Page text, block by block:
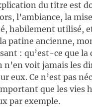
du titre est
l’ambiance, la
habilement utilisé,
patine ancienne,
: qu’est-ce que
voit jamais les
eux. Ce n’est pas
que les vies
par exemple.